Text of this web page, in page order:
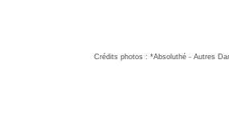
Crédits photos : *Absoluthé - Autres